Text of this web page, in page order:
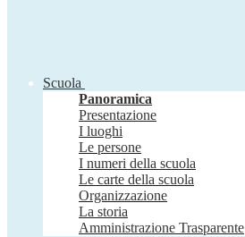
Scuola
Panoramica
Presentazione
I luoghi
Le persone
I numeri della scuola
Le carte della scuola
Organizzazione
La storia
Amministrazione Trasparente